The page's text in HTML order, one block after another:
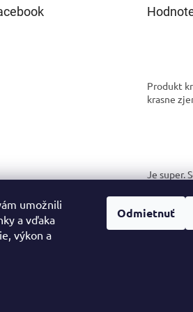
umožnili
a vďaka
výkon a
Odmietnuť
Produkt
krasne
Je super.